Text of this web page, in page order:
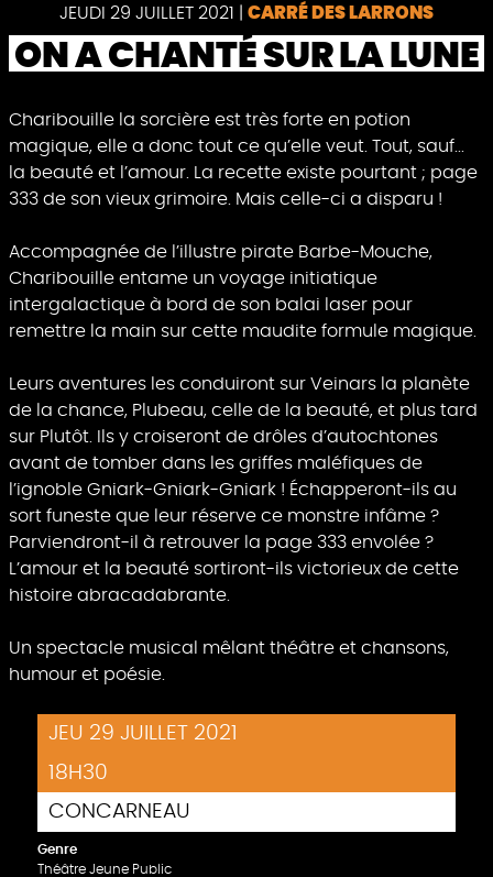
PauseJEUDI 29 JUILLET 2021 CARRÉ DES LARRONS
ON A CHANTÉ SUR LA LUNE
Charibouille la sorcière est très forte en potion
magique, elle a donc tout ce qu’elle veut. Tout, sauf...
la beauté et l’amour. La recette existe pourtant ; page
333 de son vieux grimoire. Mais celle-ci a disparu !
Accompagnée de l’illustre pirate Barbe-Mouche,
Charibouille entame un voyage initiatique
intergalactique à bord de son balai laser pour
remettre la main sur cette maudite formule magique.
Leurs aventures les conduiront sur Veinars la planète
de la chance, Plubeau, celle de la beauté, et plus tard
sur Plutôt. Ils y croiseront de drôles d’autochtones
avant de tomber dans les griffes maléfiques de
l’ignoble Gniark-Gniark-Gniark ! Échapperont-ils au
sort funeste que leur réserve ce monstre infâme ?
Parviendront-il à retrouver la page 333 envolée ?
L’amour et la beauté sortiront-ils victorieux de cette
histoire abracadabrante.
Un spectacle musical mêlant théâtre et chansons,
humour et poésie.
JEU 29 JUILLET 2021
18H30
CONCARNEAU
Genre
Théâtre Jeune Public